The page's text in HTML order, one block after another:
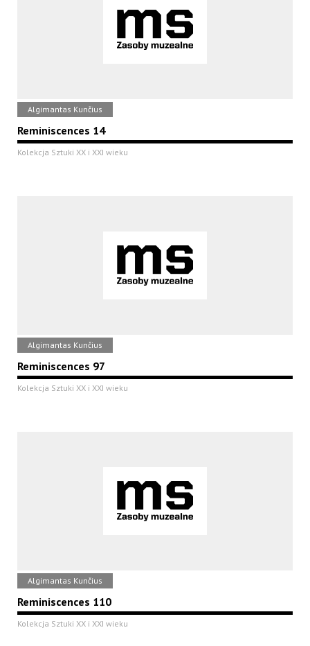
Algimantas Kunčius
Reminiscences 14
Kolekcja Sztuki XX i XXI wieku
Algimantas Kunčius
Reminiscences 97
Kolekcja Sztuki XX i XXI wieku
Algimantas Kunčius
Reminiscences 110
Kolekcja Sztuki XX i XXI wieku